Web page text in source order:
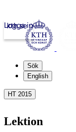
kth.se
Logga in
Sök
English
HT 2015
Lektion